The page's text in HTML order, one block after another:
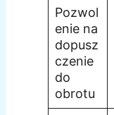
Pozwol
enie na
dopusz
czenie
do
obrotu